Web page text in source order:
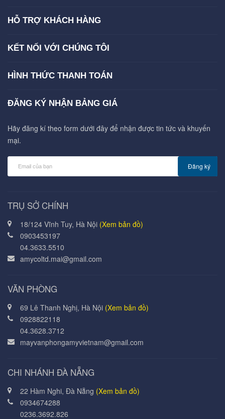
HỖ TRỢ KHÁCH HÀNG
KẾT NỐI VỚI CHÚNG TÔI
HÌNH THỨC THANH TOÁN
ĐĂNG KÝ NHẬN BẢNG GIÁ
Hãy đăng kí theo form dưới đây để nhận được tin tức và khuyến
mại.
Đăng ký
TRỤ SỞ CHÍNH
18/124 Vĩnh Tuy, Hà Nội (Xem bản đồ)
0903453197
04.3633.5510
amycoltd.mai@gmail.com
VĂN PHÒNG
69 Lê Thanh Nghị, Hà Nội (Xem bản đồ)
0928822118
04.3628.3712
mayvanphongamyvietnam@gmail.com
CHI NHÁNH ĐÀ NẴNG
22 Hàm Nghi, Đà Nẵng (Xem bản đồ)
0934674288
0236.3692.826